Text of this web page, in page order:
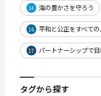
14 海の豊かさを守ろう
16 平和と公正をすべての
17 パートナーシップで
タグから探す